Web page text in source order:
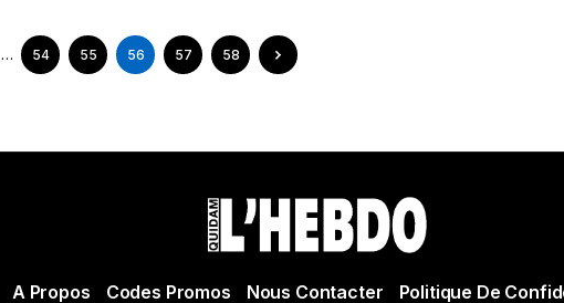
… 54 55 56 57 58
A Propos Codes Promos Nous Contacter Politique De